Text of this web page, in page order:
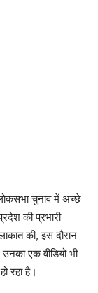
चुनाव में अच्छे
की प्रभारी
की, इस दौरान
एक वीडियो भी
रहा है।